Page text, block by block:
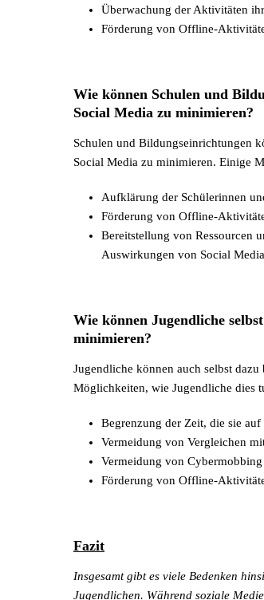
Überwachung der Aktivitäten
Förderung von Offline-
Wie können Schulen und
Social Media zu minimieren?
Schulen und Bildungseinrichtungen
Social Media zu minimieren. Einige
Aufklärung der Schülerinnen
Förderung von Offline-
Bereitstellung von Ressourcen
Auswirkungen von Social
Wie können Jugendliche
minimieren?
Jugendliche können auch selbst
Möglichkeiten, wie Jugendliche dies
Begrenzung der Zeit, die sie
Vermeidung von Vergleichen
Vermeidung von
Förderung von Offline-
Fazit
Insgesamt gibt es viele Bedenken
Jugendlichen. Während soziale